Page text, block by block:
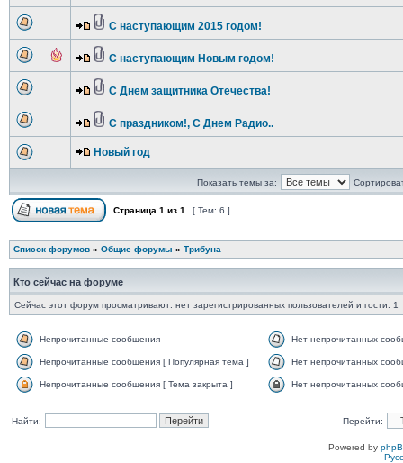
С наступающим 2015 годом!
С наступающим Новым годом!
С Днем защитника Отечества!
С праздником!, С Днем Радио..
Новый год
Показать темы за:
Страница 1 из 1 [ Тем: 6 ]
Список форумов » Общие форумы » Трибуна
Кто сейчас на форуме
Сейчас этот форум просматривают: нет зарегистрированных пользователей и гости: 1
Непрочитанные сообщения Нет непрочитанных
Непрочитанные сообщения [ Популярная тема ] Нет непрочитанных
Непрочитанные сообщения [ Тема закрыта ] Нет непрочитанных
Найти: Перейти:
Powered by